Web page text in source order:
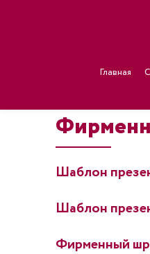
Главная
Шаблон
Шаблон
Фирменный